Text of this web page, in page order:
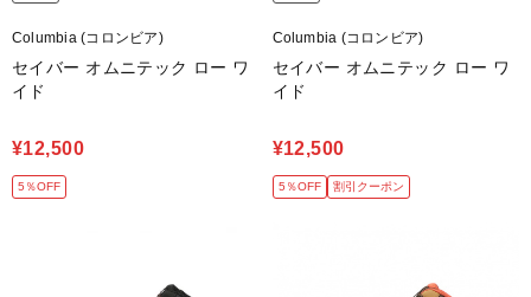
Columbia (コロンビア)
セイバー オムニテック ロー ワ
イド
¥12,500
5％OFF
Columbia (コロンビア)
セイバー オムニテック ロー ワ
イド
¥12,500
5％OFF 割引クーポン